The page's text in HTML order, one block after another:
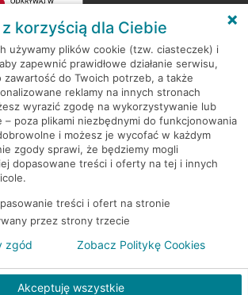
Bank Polska S.A. Wszelkie prawa zastrzeżone
korzyścią dla Ciebie
używamy plików cookie (tzw. ciasteczek) i
zapewnić prawidłowe działanie serwisu,
do Twoich potrzeb, a także
reklamy na innych stronach
wyrazić zgodę na wykorzystywanie lub
– poza plikami niezbędnymi do funkcjonowania
i możesz je wycofać w każdym
zgody sprawi, że będziemy mogli
dopasowane treści i oferty na tej i innych
treści i ofert na stronie
przez strony trzecie
Akceptuję wszystkie
zgód Zobacz Politykę Cookies